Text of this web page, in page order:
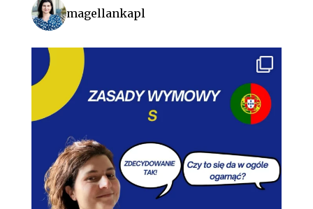
magellankapl